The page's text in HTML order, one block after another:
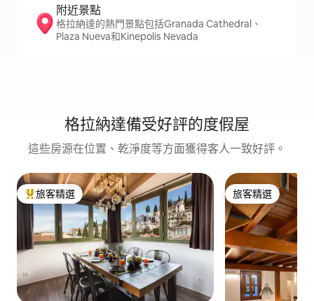
附近景點
格拉納達的熱門景點包括Granada Cathedral、
Plaza Nueva和Kinepolis Nevada
格拉納達備受好評的度假屋
這些房源在位置、乾淨度等方面獲得客人一致好評。
旅客精選榜首
旅客精選 旅客精選
旅客精選